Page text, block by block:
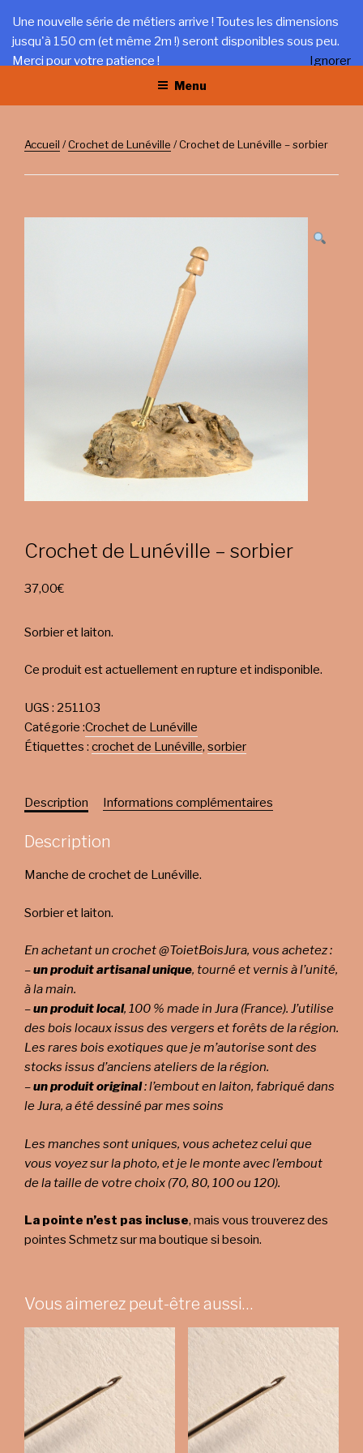
contenu
principal
LA TRÉFILERIE
Gîte et artisanat au coeur du Jura
Menu
Accueil /Crochet de Lunéville / Crochet de Lunéville – sorbier
Crochet de Lunéville – sorbier
37,00€
Sorbier et laiton.
Ce produit est actuellement en rupture et indisponible.
UGS : 251103
Catégorie :Crochet de Lunéville
Étiquettes : crochet de Lunéville, sorbier
Description Informations complémentaires
Description
Manche de crochet de Lunéville.
Sorbier et laiton.
En achetant un crochet @ToietBoisJura, vous achetez :
–un produit artisanal unique, tourné et vernis à l’unité,
à la main.
–un produit local, 100 % made in Jura (France). J’utilise
des bois locaux issus des vergers et forêts de la région.
Les rares bois exotiques que je m’autorise sont des
stocks issus d’anciens ateliers de la région.
–un produit original: l’embout en laiton, fabriqué dans
le Jura, a été dessiné par mes soins
Les manches sont uniques, vous achetez celui que
vous voyez sur la photo, et je le monte avec l’embout
de la taille de votre choix (70, 80, 100 ou 120).
La pointe n’est pas incluse, mais vous trouverez des
pointes Schmetz sur ma boutique si besoin.
Vous aimerez peut-être aussi…
Une nouvelle série de métiers arrive ! Toutes les dimensions
jusqu'à 150 cm (et même 2m !) seront disponibles sous peu.
Merci pour votre patience !
Ignorer